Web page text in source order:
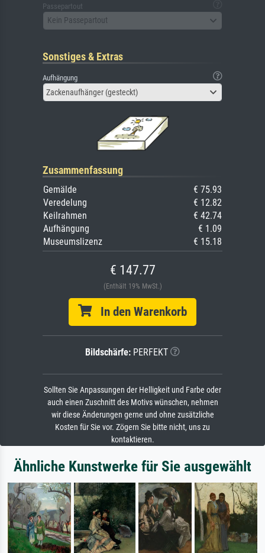
Passepartout
Kein Passepartout
Sonstiges & Extras
Aufhängung
Zackenaufhänger (gesteckt)
Zusammenfassung
Gemälde
€ 75.93
Veredelung
€ 12.82
Keilrahmen
€ 42.74
Aufhängung
€ 1.09
Museumslizenz
€ 15.18
€ 147.77
(Enthält 19% MwSt.)
In den Warenkorb
Bildschärfe: PERFEKT
Sollten Sie Anpassungen der Helligkeit und Farbe oder
auch einen Zuschnitt des Motivs wünschen, nehmen
wir diese Änderungen gerne und ohne zusätzliche
Kosten für Sie vor. Zögern Sie bitte nicht, uns zu
kontaktieren.
Ähnliche Kunstwerke für Sie ausgewählt